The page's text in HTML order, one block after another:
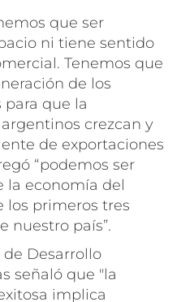
que ser
ni tiene sentido
Tenemos que
de los
para que la
crezcan y
de exportaciones
“podemos ser
la economía del
los primeros tres
nuestro país”.
Desarrollo
señaló que "la
implica